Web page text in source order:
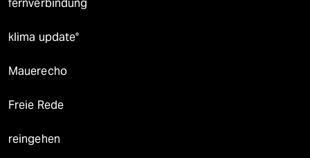
fernverbindung
klima update°
Mauerecho
Freie Rede
reingehen